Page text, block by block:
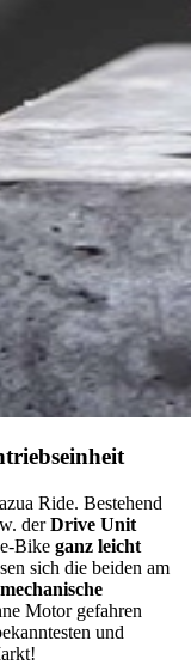
Ride. Bestehend
derDrive Unit
Bike ganz leicht
sich die beiden am
mechanische
Motor gefahren
und